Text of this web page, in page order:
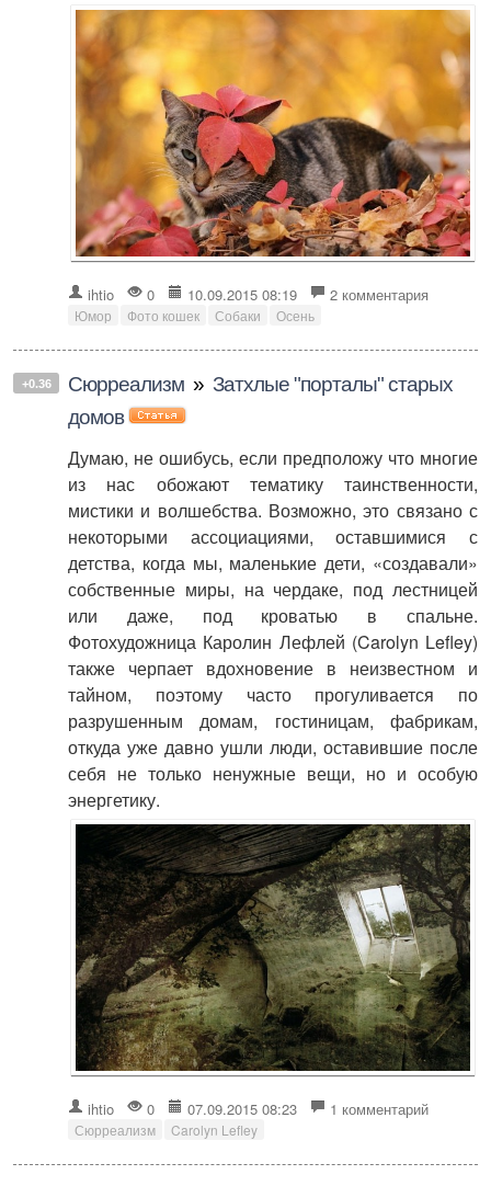
ihtio 0 10.09.2015 08:19 2 комментария
Юмор Фото кошек Собаки Осень
+0.36 Сюрреализм » Затхлые "порталы" старых
домов
Думаю, не ошибусь, если предположу что многие
из нас обожают тематику таинственности,
мистики и волшебства. Возможно, это связано с
некоторыми ассоциациями, оставшимися с
детства, когда мы, маленькие дети, «создавали»
собственные миры, на чердаке, под лестницей
или даже, под кроватью в спальне.
Фотохудожница Каролин Лефлей (Carolyn Lefley)
также черпает вдохновение в неизвестном и
тайном, поэтому часто прогуливается по
разрушенным домам, гостиницам, фабрикам,
откуда уже давно ушли люди, оставившие после
себя не только ненужные вещи, но и особую
энергетику.
ihtio 0 07.09.2015 08:23 1 комментарий
Сюрреализм Carolyn Lefley